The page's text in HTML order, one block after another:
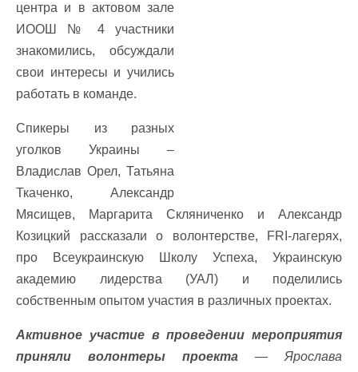
центра и в актовом зале
ИООШ № 4 участники
знакомились, обсуждали
свои интересы и учились
работать в команде.
Спикеры из разных
уголков Украины –
Владислав Орел, Татьяна
Ткаченко, Александр
Мясищев, Маргарита Скляниченко и Александр
Козицкий рассказали о волонтерстве, FRI-лагерях,
про Всеукраинскую Школу Успеха, Украинскую
академию лидерства (УАЛ) и поделились
собственным опытом участия в различных проектах.
Активное участие в проведении мероприятия
приняли волонтеры проекта — Ярослава